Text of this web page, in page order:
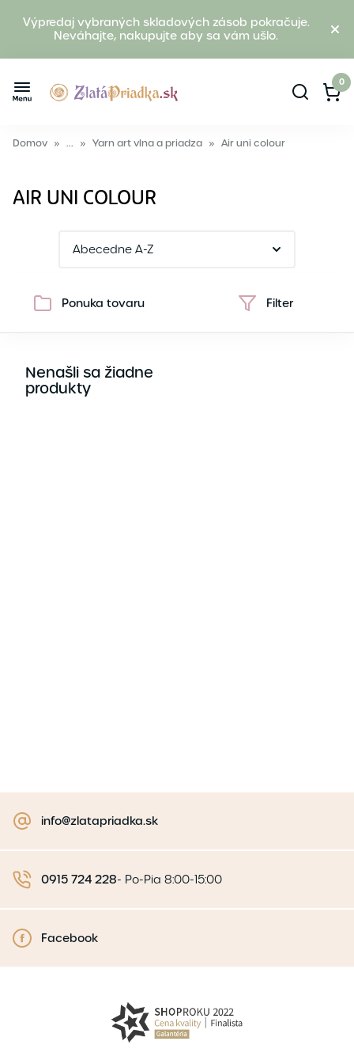
Výpredaj vybraných skladových zásob pokračuje.
Neváhajte, nakupujte aby sa vám ušlo.
0
Domov » ... » Yarn art vlna a priadza » Air uni colour
AIR UNI COLOUR
Ponuka tovaru Filter
Nenašli sa žiadne
produkty
info@zlatapriadka.sk
0915 724 228- Po-Pia 8:00-15:00
Facebook